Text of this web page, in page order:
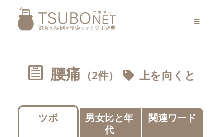
腰痛 （2件） 上を向くと
ツボ
男女比と年
代
関連ワード